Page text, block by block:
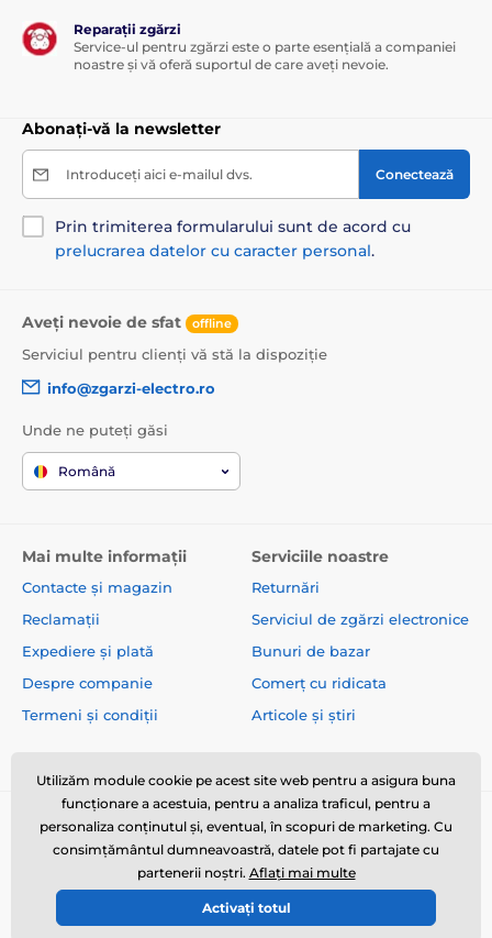
Reparații zgărzi
Service-ul pentru zgărzi este o parte esențială a companiei
noastre și vă oferă suportul de care aveți nevoie.
Abonați-vă la newsletter
Introduceți aici e-mailul dvs. Conectează
Prin trimiterea formularului sunt de acord cu
prelucrarea datelor cu caracter personal.
Aveți nevoie de sfat offline
Serviciul pentru clienți vă stă la dispoziție
info@zgarzi-electro.ro
Unde ne puteți găsi
Română
Mai multe informații
Contacte și magazin
Reclamații
Expediere și plată
Despre companie
Termeni și condiții
Serviciile noastre
Returnări
Serviciul de zgărzi electronice
Bunuri de bazar
Comerț cu ridicata
Articole și știri
© 2026 www.zgarzi-electro.ro ⦁ E-shop creat de
Utilizăm module cookie pe acest site web pentru a asigura buna
funcționare a acestuia, pentru a analiza traficul, pentru a
personaliza conținutul și, eventual, în scopuri de marketing. Cu
consimțământul dumneavoastră, datele pot fi partajate cu
partenerii noștri. Aflați mai multe
Activați totul